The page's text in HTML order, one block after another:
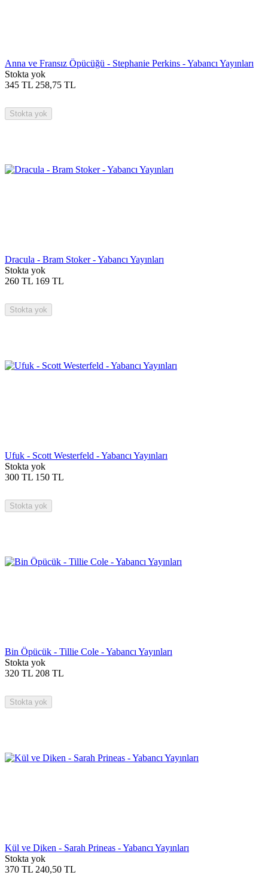
Anna ve Fransız Öpücüğü - Stephanie Perkins - Yabancı Yayınları
Stokta yok
345 TL 258,75 TL
Stokta yok
Dracula - Bram Stoker - Yabancı Yayınları
Stokta yok
260 TL 169 TL
Stokta yok
Ufuk - Scott Westerfeld - Yabancı Yayınları
Stokta yok
300 TL 150 TL
Stokta yok
Bin Öpücük - Tillie Cole - Yabancı Yayınları
Stokta yok
320 TL 208 TL
Stokta yok
Kül ve Diken - Sarah Prineas - Yabancı Yayınları
Stokta yok
370 TL 240,50 TL